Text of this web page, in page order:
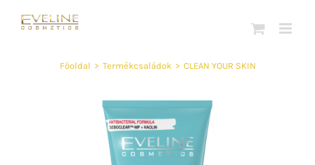
Főoldal > Termékcsaládok > CLEAN YOUR SKIN